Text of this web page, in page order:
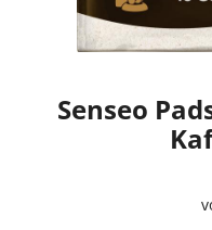
Senseo